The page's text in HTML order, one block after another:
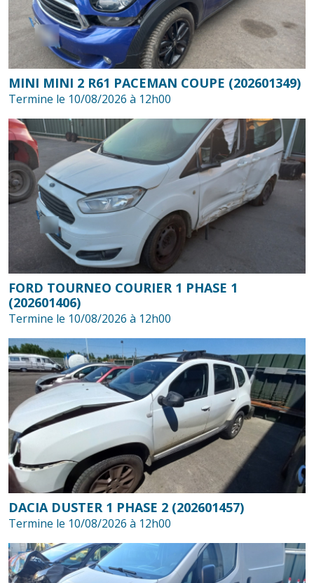
MINI MINI 2 R61 PACEMAN COUPE (202601349)
Termine le 10/08/2026 à 12h00
FORD TOURNEO COURIER 1 PHASE 1
(202601406)
Termine le 10/08/2026 à 12h00
DACIA DUSTER 1 PHASE 2 (202601457)
Termine le 10/08/2026 à 12h00